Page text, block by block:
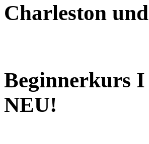
Charleston
Beginnerkurs I
NEU!